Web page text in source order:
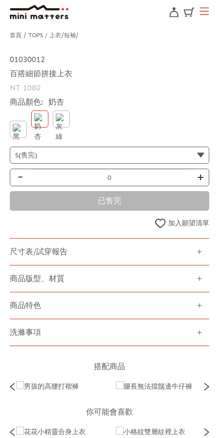
首頁 TOPS / 上衣 短袖
01030012
百搭細節拼接上衣
NT 1080
商品顏色: 奶杏
- +
已售完
加入願望清單
尺寸表/試穿報告
商品版型、材質
商品特色
洗滌事項
搭配商品
你可能會喜歡